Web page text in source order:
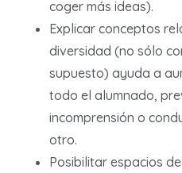
coger más ideas).
Explicar conceptos
diversidad (no sólo
supuesto) ayuda a
todo el alumnado,
incomprensión o
otro.
Posibilitar espacios